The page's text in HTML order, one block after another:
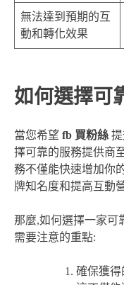
無法達到預期的互
動和轉化效果
如何選擇可
當您希望 fb 買粉絲
擇可靠的服務提供商
務不僅能快速增加你
牌知名度和提高互動
那麼,如何選擇一家可
需要注意的重點:
確保獲得